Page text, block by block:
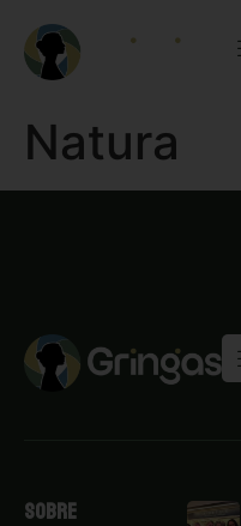
Natura
Sobre